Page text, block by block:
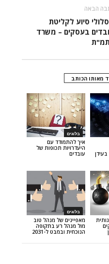
– משרד
עם
תכופות של
של מנהל טוב
רע בתקופה
ובמבט ל-2031